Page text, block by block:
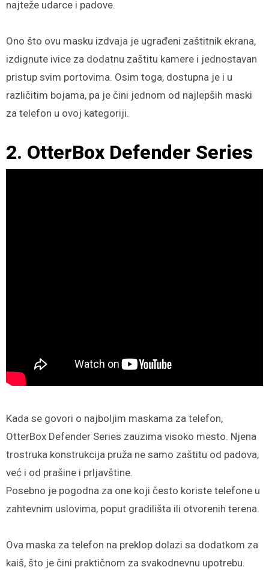
najteže udarce i padove.
Ono što ovu masku izdvaja je ugrađeni zaštitnik ekrana,
izdignute ivice za dodatnu zaštitu kamere i jednostavan
pristup svim portovima. Osim toga, dostupna je i u
različitim bojama, pa je čini jednom od najlepših maski
za telefon u ovoj kategoriji.
2. OtterBox Defender Series
Kada se govori o najboljim maskama za telefon,
OtterBox Defender Series zauzima visoko mesto. Njena
trostruka konstrukcija pruža ne samo zaštitu od padova,
već i od prašine i prljavštine.
Posebno je pogodna za one koji često koriste telefone u
zahtevnim uslovima, poput gradilišta ili otvorenih terena.
Ova maska za telefon na preklop dolazi sa dodatkom za
kaiš, što je čini praktičnom za svakodnevnu upotrebu.